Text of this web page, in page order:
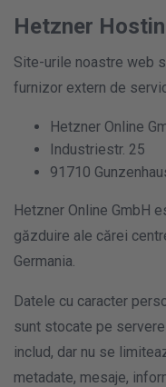
Hetzner
Site-urile noastre web
furnizor extern de
Hetzner Online
Industriestr. 25
91710
Hetzner Online GmbH
găzduire ale cărei
Germania.
Datele cu caracter
sunt stocate pe
includ, dar nu se
metadate, mesaje,